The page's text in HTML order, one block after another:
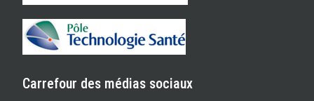
Carrefour des médias sociaux